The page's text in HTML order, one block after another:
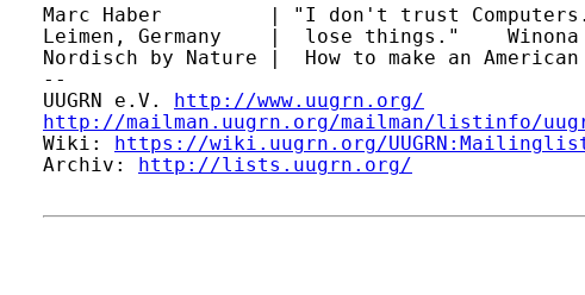
Marc Haber         | "I don't trust Computers.
Leimen, Germany    |  lose things."    Winona
Nordisch by Nature |  How to make an
--
UUGRN e.V.
http://www.uugrn.org/
http://mailman.uugrn.org/mailman/listinfo/
Wiki:
https://wiki.uugrn.org/
Archiv:
http://lists.uugrn.org/